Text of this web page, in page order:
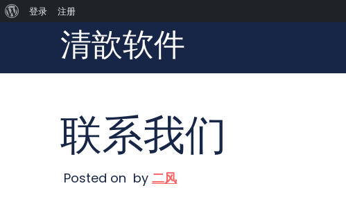
WordPress
登录 注册
content
清歆软件
联系我们
Posted on by 二风